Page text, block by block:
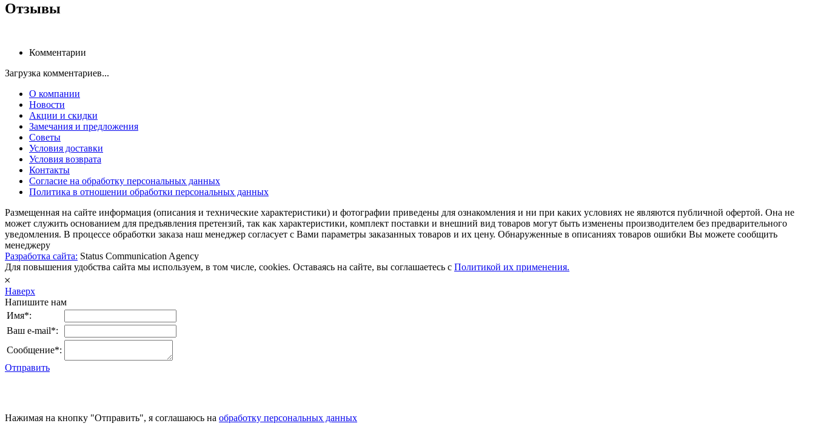
Отзывы
Комментарии
Загрузка комментариев...
О компании
Новости
Акции и скидки
Замечания и предложения
Советы
Условия доставки
Условия возврата
Контакты
Согласие на обработку персональных данных
Политика в отношении обработки персональных данных
Размещенная на сайте информация (описания и технические характеристики) и фотографии приведены для ознакомления и ни при каких условиях не являются публичной офертой. Она не
может служить основанием для предъявления претензий, так как характеристики, комплект поставки и внешний вид товаров могут быть изменены производителем без предварительного
уведомления. В процессе обработки заказа наш менеджер согласует с Вами параметры заказанных товаров и их цену. Обнаруженные в описаниях товаров ошибки Вы можете сообщить
менеджеру
Разработка сайта: Status Communication Agency
Для повышения удобства сайта мы используем, в том числе, cookies. Оставаясь на сайте, вы соглашаетесь с Политикой их применения.
𐄂
Наверх
Напишите нам
Имя*:
Ваш e-mail*:
Сообщение*:
Отправить
Нажимая на кнопку "Отправить", я соглашаюсь на обработку персональных данных